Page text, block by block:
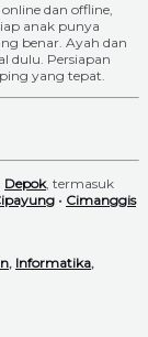
dan offline,
anak punya
benar. Ayah dan
dulu. Persiapan
yang tepat.
Depok, termasuk
• Cimanggis
, Informatika,